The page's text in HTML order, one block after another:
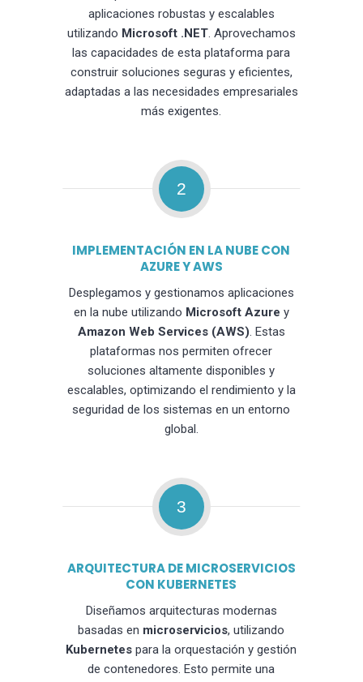
aplicaciones robustas y escalables
utilizando Microsoft .NET. Aprovechamos
las capacidades de esta plataforma para
construir soluciones seguras y eficientes,
adaptadas a las necesidades empresariales
más exigentes.
2
IMPLEMENTACIÓN EN LA NUBE CON
AZURE Y AWS
Desplegamos y gestionamos aplicaciones
en la nube utilizando Microsoft Azure y
Amazon Web Services (AWS). Estas
plataformas nos permiten ofrecer
soluciones altamente disponibles y
escalables, optimizando el rendimiento y la
seguridad de los sistemas en un entorno
global.
3
ARQUITECTURA DE MICROSERVICIOS
CON KUBERNETES
Diseñamos arquitecturas modernas
basadas en microservicios, utilizando
Kubernetes para la orquestación y gestión
de contenedores. Esto permite una